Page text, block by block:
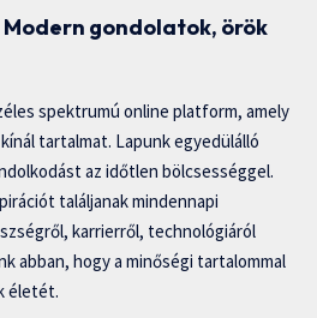
Modern gondolatok, örök
spektrumú online platform, amely
tartalmat. Lapunk egyedülálló
az időtlen bölcsességgel.
találjanak mindennapi
karrierről, technológiáról
abban, hogy a minőségi tartalommal
életét.